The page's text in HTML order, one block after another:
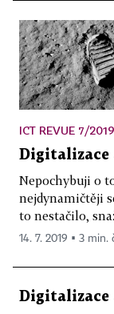
ICT REVUE 7/2019
Digitalizace
Nepochybuji o
nejdynamičtěji
to nestačilo,
14. 7. 2019 ▪ 3 min.
Digitalizace